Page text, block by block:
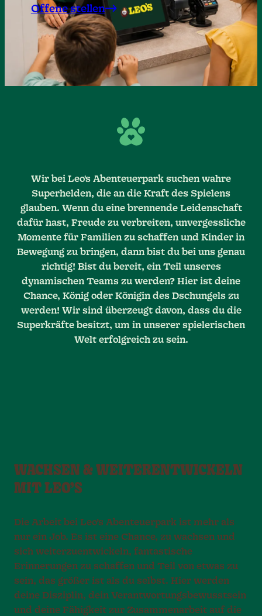
Offene stellen
Wir bei Leo's Abenteuerpark suchen wahre
Superhelden, die an die Kraft des Spielens
glauben. Wenn du eine brennende Leidenschaft
dafür hast, Freude zu verbreiten, unvergessliche
Momente für Familien zu schaffen und Kinder in
Bewegung zu bringen, dann bist du bei uns genau
richtig! Bist du bereit, ein Teil unseres
dynamischen Teams zu werden? Hier ist deine
Chance, König oder Königin des Dschungels zu
werden! Wir sind überzeugt davon, dass du die
Superkräfte besitzt, um in unserer spielerischen
Welt erfolgreich zu sein.
WACHSEN & WEITERENTWICKELN
MIT LEO’S
Die Arbeit bei Leo’s Abenteuerpark ist mehr als
nur ein Job. Es ist eine Chance, zu wachsen und
sich weiterzuentwickeln, fantastische
Erinnerungen zu schaffen und Teil von etwas zu
sein, das größer ist als du selbst. Hier werden
deine Disziplin, dein Verantwortungsbewusstsein
und deine Fähigkeit zur Zusammenarbeit auf die